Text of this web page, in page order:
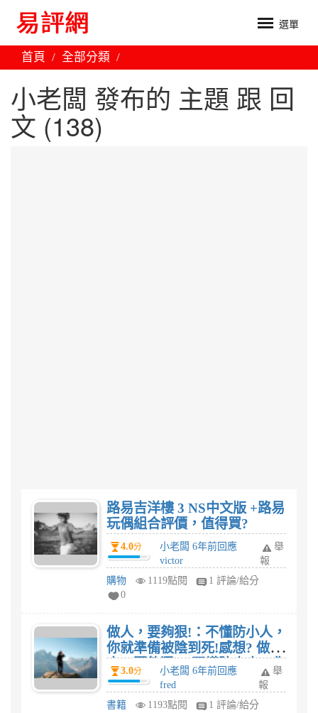
選單
首頁 全部分類
小老闆 發布的 主題 跟 回
文 (138)
路易吉洋樓 3 NS中文版 +路易
玩偶組合評價，值得買?
4.0分
小老闆 6年前回應
victor
舉
報
購物
1119點閱
1 評論/給分
0
做人，要夠狠!：不懂防小人，
你就準備被陰到死!感想? 做
人，要夠狠!：不懂防小人，你
就準備被陰到死!評價?
3.0分
小老闆 6年前回應
fred
舉
報
書籍
1193點閱
1 評論/給分